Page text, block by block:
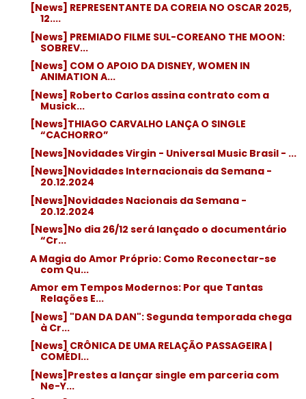
[News] REPRESENTANTE DA COREIA NO OSCAR 2025,
12....
[News] PREMIADO FILME SUL-COREANO THE MOON:
SOBREV...
[News] COM O APOIO DA DISNEY, WOMEN IN
ANIMATION A...
[News] Roberto Carlos assina contrato com a
Musick...
[News]THIAGO CARVALHO LANÇA O SINGLE
“CACHORRO”
[News]Novidades Virgin - Universal Music Brasil - ...
[News]Novidades Internacionais da Semana -
20.12.2024
[News]Novidades Nacionais da Semana -
20.12.2024
[News]No dia 26/12 será lançado o documentário
“Cr...
A Magia do Amor Próprio: Como Reconectar-se
com Qu...
Amor em Tempos Modernos: Por que Tantas
Relações E...
[News] "DAN DA DAN": Segunda temporada chega
à Cr...
[News] CRÔNICA DE UMA RELAÇÃO PASSAGEIRA |
COMÉDI...
[News]Prestes a lançar single em parceria com
Ne-Y...